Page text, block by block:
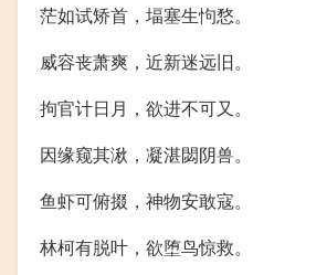
茫如试矫首，堛塞生怐愗。
威容丧萧爽，近新迷远旧。
拘官计日月，欲进不可又。
因缘窥其湫，凝湛閟阴兽。
鱼虾可俯掇，神物安敢寇。
林柯有脱叶，欲堕鸟惊救。